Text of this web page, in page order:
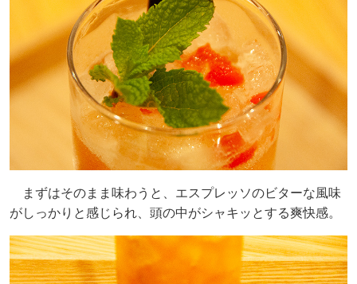
まずはそのまま味わうと、エスプレッソのビターな風味
がしっかりと感じられ、頭の中がシャキッとする爽快感。